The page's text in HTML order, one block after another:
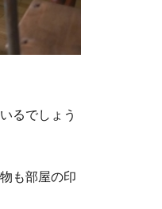
るでしょう
も部屋の印